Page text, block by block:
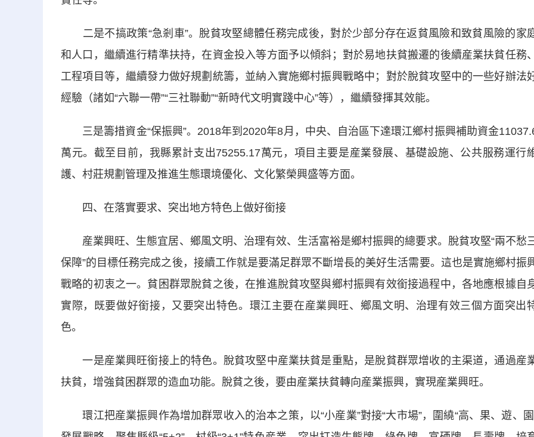
二是不搞政策“急剎車”。脫貧攻堅總體任務完成後，對於少部分存在返貧風險和致貧風險的家
和人口，繼續進行精準扶持，在資金投入等方面予以傾斜；對於易地扶貧搬遷的後續産業扶貧任務、
工程項目等，繼續發力做好規劃統籌，並納入實施鄉村振興戰略中；對於脫貧攻堅中的一些好辦法
經驗（諸如“六聯一帶”“三社聯動”“新時代文明實踐中心”等），繼續發揮其效能。
三是籌措資金“保振興”。2018年到2020年8月，中央、自治區下達環江鄉村振興補助資金
萬元。截至目前，我縣累計支出75255.17萬元，項目主要是産業發展、基礎設施、公共服務運行
護、村莊規劃管理及推進生態環境優化、文化繁榮興盛等方面。
四、在落實要求、突出地方特色上做好銜接
産業興旺、生態宜居、鄉風文明、治理有效、生活富裕是鄉村振興的總要求。脫貧攻堅“兩不愁
保障”的目標任務完成之後，接續工作就是要滿足群眾不斷增長的美好生活需要。這也是實施鄉村振
戰略的初衷之一。貧困群眾脫貧之後，在推進脫貧攻堅與鄉村振興有效銜接過程中，各地應根據自
實際，既要做好銜接，又要突出特色。環江主要在産業興旺、鄉風文明、治理有效三個方面突出
色。
一是産業興旺銜接上的特色。脫貧攻堅中産業扶貧是重點，是脫貧群眾增收的主渠道，通過産
扶貧，增強貧困群眾的造血功能。脫貧之後，要由産業扶貧轉向産業振興，實現産業興旺。
環江把産業振興作為增加群眾收入的治本之策，以“小産業”對接“大市場”，圍繞“高、果、遊、園